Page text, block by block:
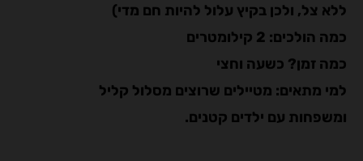
ללא צל, ולכן בקיץ עלול להיות חם מדי)
כמה הולכים: 2 קילומטרים
כמה זמן? כשעה וחצי
למי מתאים: מטיילים שרוצים מסלול קליל
ומשפחות עם ילדים קטנים.